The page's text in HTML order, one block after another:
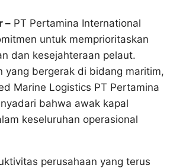
– PT Pertamina International
untuk memprioritaskan
dan kesejahteraan pelaut.
yang bergerak di bidang maritim,
Marine Logistics PT Pertamina
bahwa awak kapal
keseluruhan operasional
perusahaan yang terus